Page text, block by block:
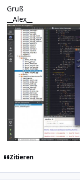
Gruß
__Alex__
Zitieren